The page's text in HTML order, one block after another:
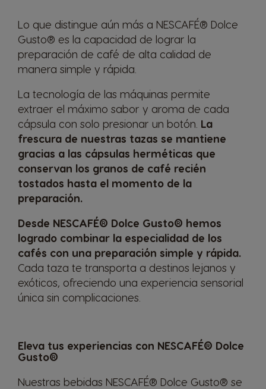
Lo que distingue aún más a NESCAFÉ® Dolce
Gusto® es la capacidad de lograr la
preparación de café de alta calidad de
manera simple y rápida.
La tecnología de las máquinas permite
extraer el máximo sabor y aroma de cada
cápsula con solo presionar un botón. La
frescura de nuestras tazas se mantiene
gracias a las cápsulas herméticas que
conservan los granos de café recién
tostados hasta el momento de la
preparación.
Desde NESCAFÉ® Dolce Gusto® hemos
logrado combinar la especialidad de los
cafés con una preparación simple y rápida.
Cada taza te transporta a destinos lejanos y
exóticos, ofreciendo una experiencia sensorial
única sin complicaciones.
Eleva tus experiencias con NESCAFÉ® Dolce
Gusto®
Nuestras bebidas NESCAFÉ® Dolce Gusto® se
Italy
Italian
Japan
Japanese
Kazakhstan
Kazakh Russian
Lithuania
Lithuanian
Macedonia
Malaysia
Malay
Malta
Maltese
Mexico
Nicaragua Norway